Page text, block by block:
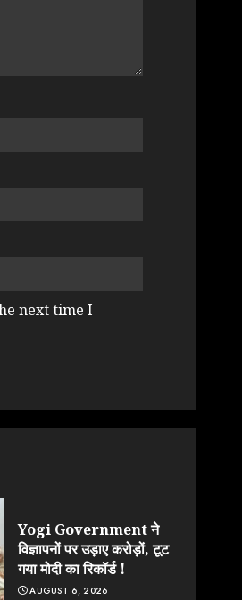
next time I
Yogi Government ने
विज्ञापनों पर उड़ाए करोड़ों, टूट
गया मोदी का रिकॉर्ड !
AUGUST 6, 2026